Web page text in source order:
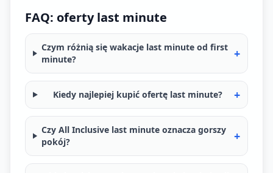
FAQ: oferty last minute
Czym różnią się wakacje last minute od first
minute?
+
Kiedy najlepiej kupić ofertę last minute? +
Czy All Inclusive last minute oznacza gorszy
pokój?
+